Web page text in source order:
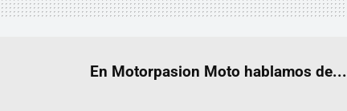
En Motorpasion Moto hablamos de...